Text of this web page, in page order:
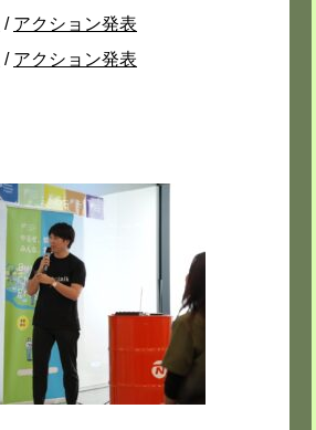
/ アクション発表
/ アクション発表